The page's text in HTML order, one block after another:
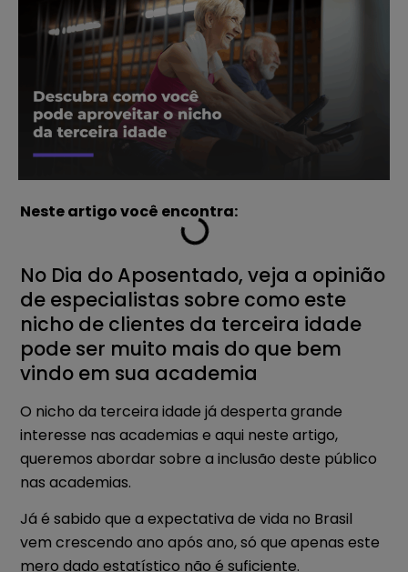
Neste artigo você encontra:
No Dia do Aposentado, veja a opinião
de especialistas sobre como este
nicho de clientes da terceira idade
pode ser muito mais do que bem
vindo em sua academia
O nicho da terceira idade já desperta grande
interesse nas academias e aqui neste artigo,
queremos abordar sobre a inclusão deste público
nas academias.
Já é sabido que a expectativa de vida no Brasil
vem crescendo ano após ano, só que apenas este
mero dado estatístico não é suficiente.